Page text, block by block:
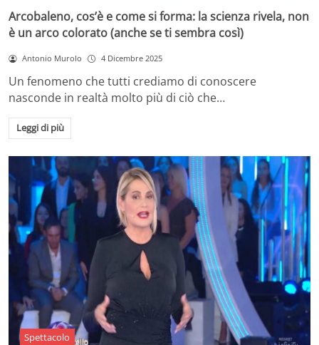
Arcobaleno, cos’è e come si forma: la scienza rivela, non
è un arco colorato (anche se ti sembra così)
Antonio Murolo 4 Dicembre 2025
Un fenomeno che tutti crediamo di conoscere
nasconde in realtà molto più di ciò che…
Leggi di più
Spettacolo